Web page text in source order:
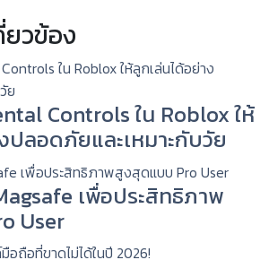
วข้อง
Controls ใน Roblox ให้
ปลอดภัยและเหมาะกับวัย
เพื่อประสิทธิภาพ
User